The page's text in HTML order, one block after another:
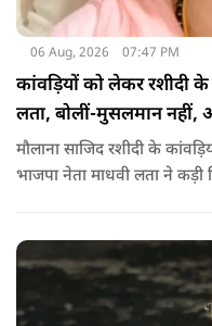
06 Aug, 2026 07:47 PM
कांवड़ियों को लेकर रशीदी
लता, बोलीं-मुसलमान नहीं,
मौलाना साजिद रशीदी के
भाजपा नेता माधवी लता ने कड़ी